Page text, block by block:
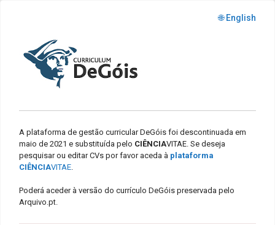
🌐 English
A plataforma de gestão curricular DeGóis foi descontinuada em
maio de 2021 e substituída pelo CIÊNCIAVITAE. Se deseja
pesquisar ou editar CVs por favor aceda à plataforma
CIÊNCIAVITAE.
Poderá aceder à versão do currículo DeGóis preservada pelo
Arquivo.pt.